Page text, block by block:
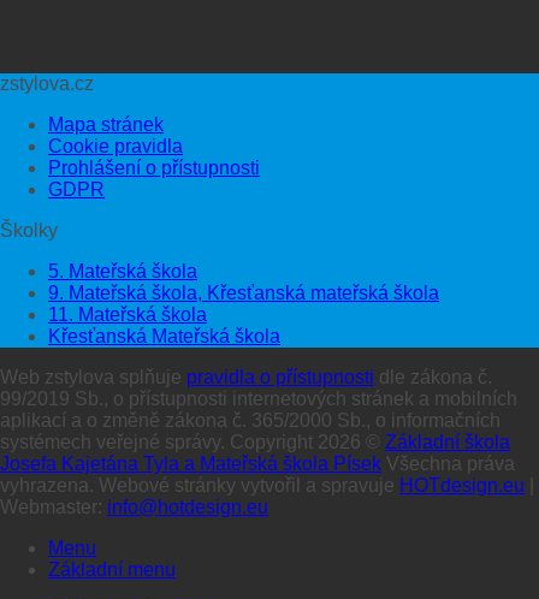
zstylova.cz
Mapa stránek
Cookie pravidla
Prohlášení o přístupnosti
GDPR
Školky
5. Mateřská škola
9. Mateřská škola, Křesťanská mateřská škola
11. Mateřská škola
Křesťanská Mateřská škola
Web zstylova splňuje pravidla o přístupnosti dle zákona č.
99/2019 Sb., o přístupnosti internetových stránek a mobilních
aplikací a o změně zákona č. 365/2000 Sb., o informačních
systémech veřejné správy. Copyright 2026 © Základní škola
Josefa Kajetána Tyla a Mateřská škola Písek Všechna práva
vyhrazena. Webové stránky vytvořil a spravuje HOTdesign.eu
Webmaster: info@hotdesign.eu
Menu
Základní menu